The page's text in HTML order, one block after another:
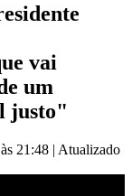
vai
um
justo"
21:48 | Atualizado